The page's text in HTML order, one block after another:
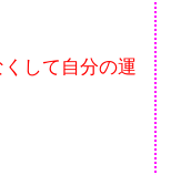
して自分の運